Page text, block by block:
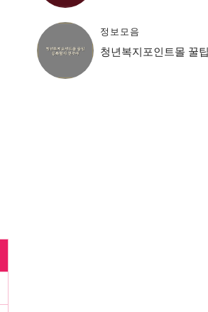
정보모음
청년복지포인트몰 꿀